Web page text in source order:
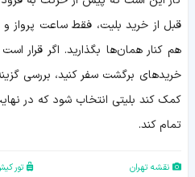
قبل از خرید بلیت، فقط ساعت پرواز و
هم کنار همان‌ها بگذارید. اگر قرار
خریدهای برگشت سفر کنید، بررسی
کمک کند بلیتی انتخاب شود که در
تمام کند.
نقشه تهران تور